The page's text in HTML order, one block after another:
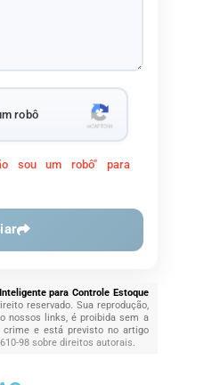
robô
sou um robô" para
para Controle Estoque
reservado. Sua reprodução,
nossos links, é proibida sem a
crime e está previsto no artigo
98 sobre direitos autorais.